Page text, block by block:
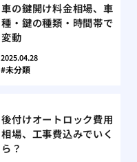
車の鍵開け料金相場、車
種・鍵の種類・時間帯で
変動
2025.04.28
未分類
後付けオートロック費用
相場、工事費込みでいく
ら？